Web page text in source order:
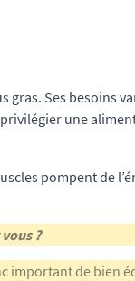
gras. Ses besoins
une
pompent de
?
important de bien